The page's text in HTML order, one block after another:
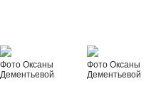
Фото Оксаны
Дементьевой
Фото Оксаны
Дементьевой